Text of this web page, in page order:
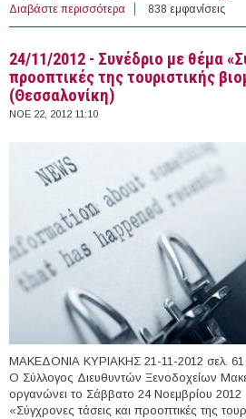
Διαβάστε περισσότερα για 23-24/11/2012 -
για το ρόλο των ΑΠΕ
838 εμφανίσεις
24/11/2012 - Συνέδριο με θέμα
προοπτικές της τουριστικής
(Θεσσαλονίκη)
ΝΟΕ 22, 2012 11:10
ΜΑΚΕΔΟΝΙΑ ΚΥΡΙΑΚΗΣ 21-11-2012 σελ. 61
Ο Σύλλογος Διευθυντών Ξενοδοχείων
οργανώνει το Σάββατο 24 Νοεμβρίου 2012
«Σύγχρονες τάσεις και προοπτικές της